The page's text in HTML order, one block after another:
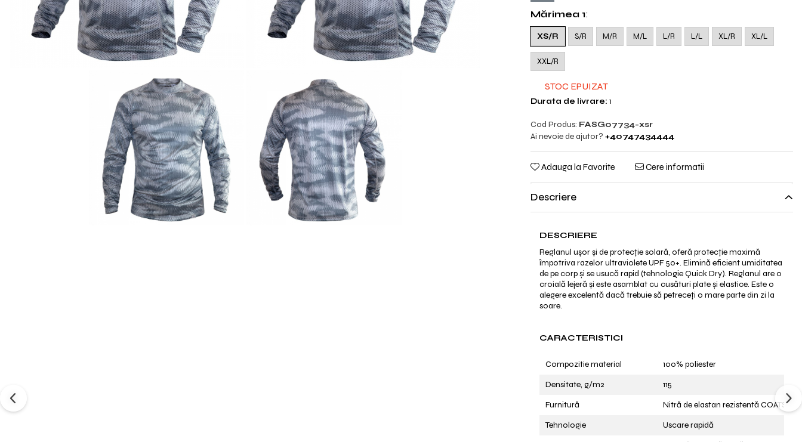
Mărimea 1:
XS/R S/R M/R M/L L/R L/L XL/R XL/L
XXL/R
STOC EPUIZAT
Durata de livrare: 1
Cod Produs: FASG07734-xsr
Ai nevoie de ajutor? +40747434444
Adauga la Favorite Cere informatii
Descriere
DESCRIERE
Reglanul ușor și de protecție solară, oferă protecție maximă
împotriva razelor ultraviolete UPF 50+. Elimină eficient umiditatea
de pe corp și se usucă rapid (tehnologie Quick Dry). Reglanul are o
croială lejeră și este asamblat cu cusături plate și elastice. Este o
alegere excelentă dacă trebuie să petreceți o mare parte din zi la
soare.
CARACTERISTICI
Compozitie material
100% poliester
Densitate, g/m2
115
Furnitură
Nitră de elastan rezistentă COATS
Tehnologie
Uscare rapidă